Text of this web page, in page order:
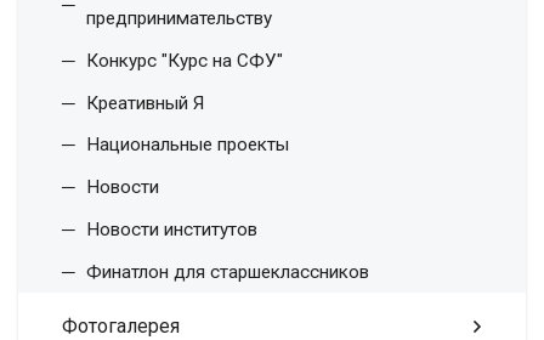
предпринимательству
Конкурс "Курс на СФУ"
Креативный Я
Национальные проекты
Новости
Новости институтов
Финатлон для старшеклассников
Фотогалерея